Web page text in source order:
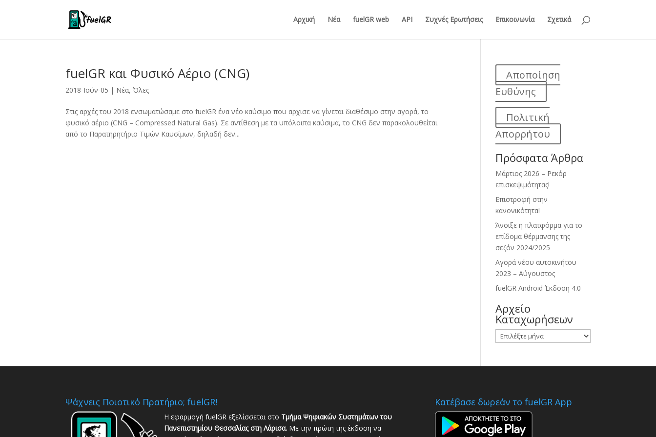
Αρχική Νέα fuelGR web API Συχνές Ερωτήσεις Επικοινωνία Σχετικά
fuelGR και Φυσικό Αέριο (CNG)
2018-Ιούν-05 | Νέα,Όλες
Στις αρχές του 2018 ενσωματώσαμε στο fuelGR ένα νέο καύσιμο που αρχισε να γίνεται διαθέσιμο στην αγορά, το
φυσικό αέριο (CNG – Compressed Natural Gas). Σε αντίθεση με τα υπόλοιπα καύσιμα, το CNG δεν παρακολουθείται
από το Παρατηρητήριο Τιμών Καυσίμων, δηλαδή δεν...
Αποποίηση
Ευθύνης
Πολιτική
Απορρήτου
Πρόσφατα Άρθρα
Μάρτιος 2026 – Ρεκόρ
επισκεψιμότητας!
Επιστροφή στην
κανονικότητα!
Άνοιξε η πλατφόρμα για το
επίδομα θέρμανσης της
σεζόν 2024/2025
Αγορά νέου αυτοκινήτου
2023 – Αύγουστος
fuelGR Android Έκδοση 4.0
Αρχείο
Καταχωρήσεων
Αρχείο
Καταχωρήσεων
Ψάχνεις Ποιοτικό Πρατήριο; fuelGR!
Η εφαρμογή fuelGR εξελίσσεται στο Τμήμα Ψηφιακών Συστημάτων του
Πανεπιστημίου Θεσσαλίας στη Λάρισα. Με την πρώτη της έκδοση να
Κατέβασε δωρεάν το fuelGR App